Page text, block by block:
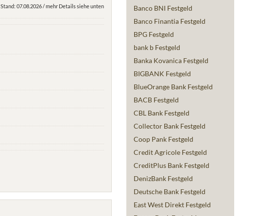
Stand: 07.08.2026 / mehr Details siehe unten
Banco BNI Festgeld
Banco Finantia Festgeld
BPG Festgeld
bank b Festgeld
Banka Kovanica Festgeld
BIGBANK Festgeld
BlueOrange Bank Festgeld
BACB Festgeld
CBL Bank Festgeld
Collector Bank Festgeld
Coop Pank Festgeld
Credit Agricole Festgeld
CreditPlus Bank Festgeld
DenizBank Festgeld
Deutsche Bank Festgeld
East West Direkt Festgeld